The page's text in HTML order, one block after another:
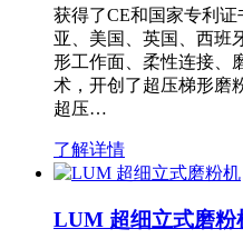
获得了CE和国家专利
亚、美国、英国、西班
形工作面、柔性连接、
术，开创了超压梯形磨
超压…
了解详情
LUM 超细立式磨粉